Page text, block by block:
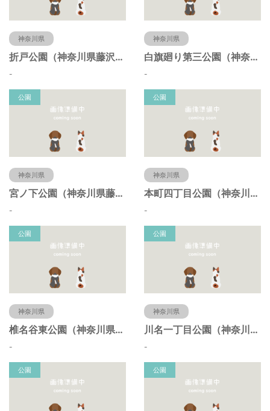
神奈川県
折戸公園（神奈川県藤沢市）
-
神奈川県
白旗廻り第三公園（神奈川県藤沢市）
-
公園
神奈川県
宮ノ下公園（神奈川県藤沢市）
-
公園
神奈川県
本町四丁目公園（神奈川県藤沢市）
-
公園
神奈川県
椎名谷東公園（神奈川県藤沢市）
-
公園
神奈川県
川名一丁目公園（神奈川県藤沢市）
-
公園 公園